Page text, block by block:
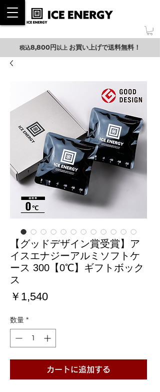
税込8,800円以上 お買い上げで送料無料！
【グッドデザイン賞受賞】ア
イスエナジーアルミソフトケ
ース 300【0℃】ギフトボック
ス
￥1,540価
数量 *
カートに追加する